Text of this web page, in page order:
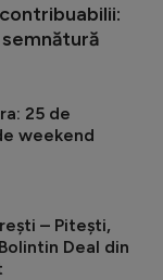
25 de
weekend
– Pitești,
Deal din